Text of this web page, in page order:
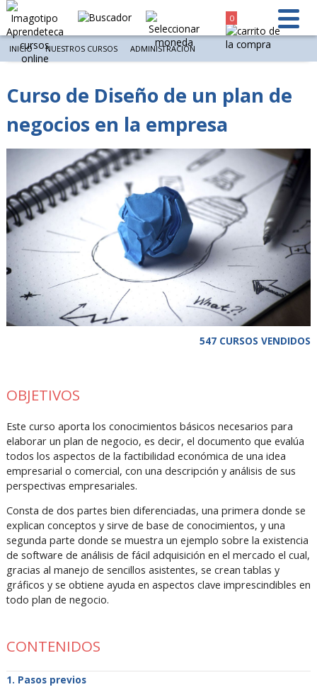
0
INICIO NUESTROS CURSOS ADMINISTRACIÓN
Curso de Diseño de un plan de
negocios en la empresa
547 CURSOS VENDIDOS
OBJETIVOS
Este curso aporta los conocimientos básicos necesarios para
elaborar un plan de negocio, es decir, el documento que evalúa
todos los aspectos de la factibilidad económica de una idea
empresarial o comercial, con una descripción y análisis de sus
perspectivas empresariales.
Consta de dos partes bien diferenciadas, una primera donde se
explican conceptos y sirve de base de conocimientos, y una
segunda parte donde se muestra un ejemplo sobre la existencia
de software de análisis de fácil adquisición en el mercado el cual,
gracias al manejo de sencillos asistentes, se crean tablas y
gráficos y se obtiene ayuda en aspectos clave imprescindibles en
todo plan de negocio.
CONTENIDOS
Pasos previos